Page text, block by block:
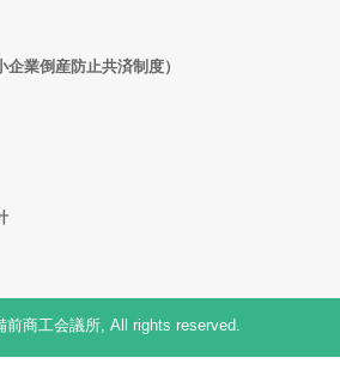
業倒産防止共済制度）
商工会議所, All rights reserved.